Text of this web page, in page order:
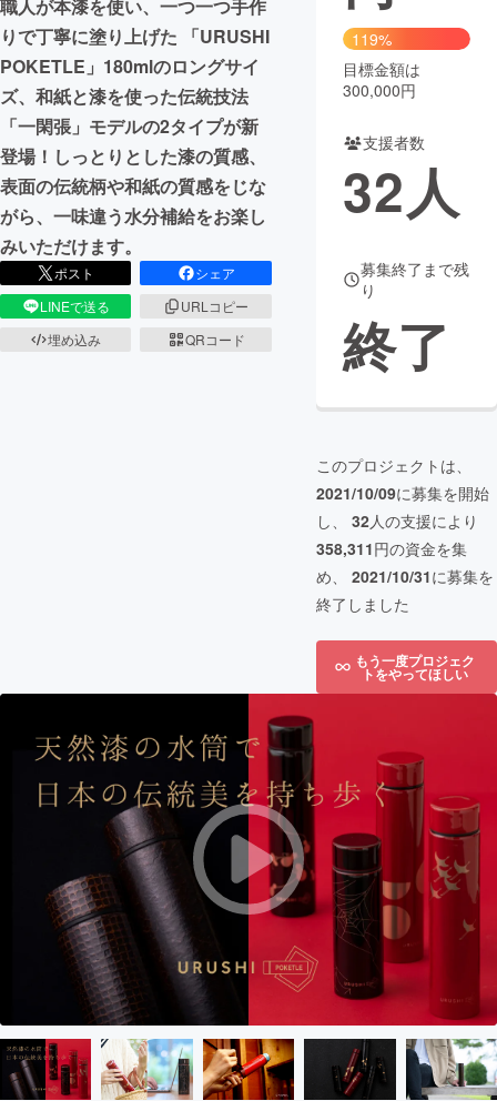
CAMPFIRE for Social Good
CAMPFIRE Creation
CAMPFIREふるさと納税
コミュニティ
職人が本漆を使い、一つ一つ手作
りで丁寧に塗り上げた 「URUSHI
POKETLE」180mlのロングサイ
ズ、和紙と漆を使った伝統技法
「一閑張」モデルの2タイプが新
登場！しっとりとした漆の質感、
表面の伝統柄や和紙の質感をじな
がら、一味違う水分補給をお楽し
みいただけます。
ポスト
シェア
LINEで送る
URLコピー
埋め込み
QRコード
119%
目標金額は
300,000円
支援者数
32人
募集終了まで残
り
終了
このプロジェクトは、
2021/10/09に募集を開始
し、 32人の支援により
358,311円の資金を集
め、 2021/10/31に募集を
終了しました
もう一度プロジェク
トをやってほしい